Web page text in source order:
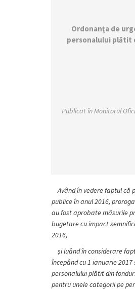
Ordonanţa de
personalului plătit
Publicat în Monitorul
Având în vedere faptul că
publice în anul 2016,
au fost aprobate măsurile
bugetare cu impact
2016,
şi luând în considerare
începând cu 1 ianuarie
personalului plătit din
pentru unele categorii pe